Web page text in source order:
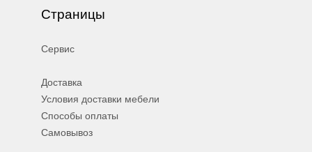
Страницы
Сервис
Доставка
Условия доставки мебели
Способы оплаты
Самовывоз